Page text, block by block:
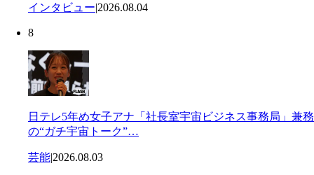
インタビュー|2026.08.04
8
日テレ5年め女子アナ「社長室宇宙ビジネス事務局」兼務
の“ガチ宇宙トーク”…
芸能|2026.08.03